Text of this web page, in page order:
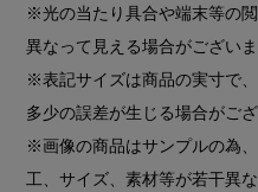
※光の当たり具合や端末等の
異なって見える場合がござい
※表記サイズは商品の実寸で
多少の誤差が生じる場合がござ
※画像の商品はサンプルの為
工、サイズ、素材等が若干異